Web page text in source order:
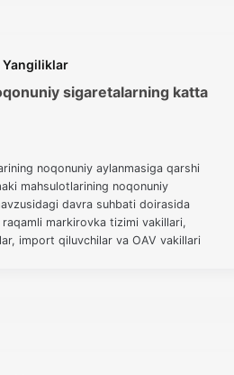
Yangiliklar
sigaretalarning katta
noqonuniy aylanmasiga qarshi
mahsulotlarining noqonuniy
davra suhbati doirasida
markirovka tizimi vakillari,
import qiluvchilar va OAV vakillari